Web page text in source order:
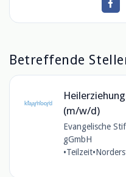
Betreffende
(m/w/d)
Evangelische
gGmbH
•Teilzeit•